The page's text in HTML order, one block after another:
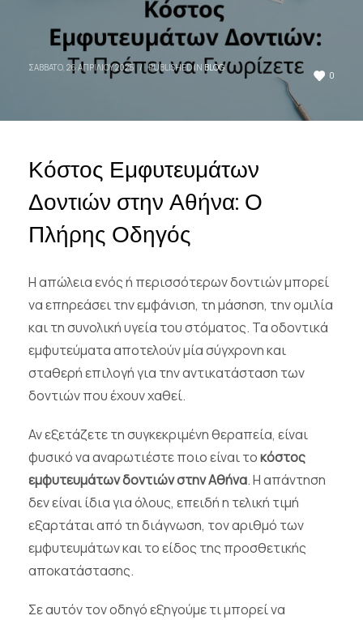
0
ΣΆΒΒΑΤΟ, 26 ΑΠΡΙΛΊΟΥ 2025 / PUBLISHED IN BLOG
Κόστος Εμφυτευμάτων
Δοντιών στην Αθήνα: Ο
Πλήρης Οδηγός
Η απώλεια ενός ή περισσότερων δοντιών μπορεί
να επηρεάσει την εμφάνιση, τη μάσηση, την ομιλία
και τη συνολική υγεία του στόματος. Τα οδοντικά
εμφυτεύματα αποτελούν μία σύγχρονη και
σταθερή επιλογή για την αντικατάσταση των
δοντιών που έχουν χαθεί.
Αν εξετάζετε τη συγκεκριμένη θεραπεία, είναι
φυσικό να αναρωτιέστε ποιο είναι τοκόστος
εμφυτευμάτων δοντιών στην Αθήνα. Η απάντηση
δεν είναι ίδια για όλους, επειδή η τελική τιμή
εξαρτάται από τη διάγνωση, τον αριθμό των
εμφυτευμάτων και το είδος της προσθετικής
αποκατάστασης.
Σε αυτόν τον οδηγό εξηγούμε τι μπορεί να